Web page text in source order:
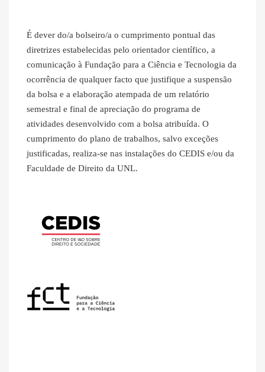
É dever do/a bolseiro/a o cumprimento pontual das
diretrizes estabelecidas pelo orientador científico, a
comunicação à Fundação para a Ciência e Tecnologia da
ocorrência de qualquer facto que justifique a suspensão
da bolsa e a elaboração atempada de um relatório
semestral e final de apreciação do programa de
atividades desenvolvido com a bolsa atribuída. O
cumprimento do plano de trabalhos, salvo exceções
justificadas, realiza-se nas instalações do CEDIS e/ou da
Faculdade de Direito da UNL.